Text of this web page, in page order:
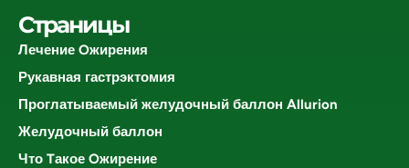
Страницы
Лечение Oжирения
Рукавная гастрэктомия
Проглатываемый желудочный баллон Allurion
Желудочный баллон
Что Tакое Oжирение